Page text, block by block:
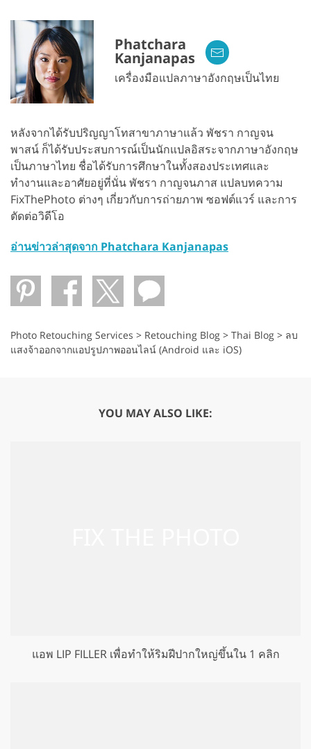
Phatchara
Kanjanapas
เครื่องมือแปลภาษาอังกฤษเป็นไทย
หลังจากได้รับปริญญาโทสาขาภาษาแล้ว พัชรา กาญจน
พาสน์ ก็ได้รับประสบการณ์เป็นนักแปลอิสระจากภาษาอังกฤษ
เป็นภาษาไทย ชื่อได้รับการศึกษาในทั้งสองประเทศและ
ทำงานและอาศัยอยู่ที่นั่น พัชรา กาญจนภาส แปลบทความ
FixThePhoto ต่างๆ เกี่ยวกับการถ่ายภาพ ซอฟต์แวร์ และการ
ตัดต่อวิดีโอ
อ่านข่าวล่าสุดจาก Phatchara Kanjanapas
Photo Retouching Services > Retouching Blog > Thai Blog > ลบ
แสงจ้าออกจากแอปรูปภาพออนไลน์ (Android และ iOS)
YOU MAY ALSO LIKE:
แอพ LIP FILLER เพื่อทำให้ริมฝีปากใหญ่ขึ้นใน 1 คลิก